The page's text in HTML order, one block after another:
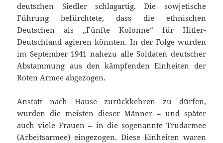
deutschen Siedler schlagartig. Die sowjetische
Führung befürchtete, dass die ethnischen
Deutschen als „Fünfte Kolonne“ für Hitler-
Deutschland agieren könnten. In der Folge wurden
im September 1941 nahezu alle Soldaten deutscher
Abstammung aus den kämpfenden Einheiten der
Roten Armee abgezogen.
Anstatt nach Hause zurückkehren zu dürfen,
wurden die meisten dieser Männer – und später
auch viele Frauen – in die sogenannte Trudarmee
(Arbeitsarmee) eingezogen. Diese Einheiten waren